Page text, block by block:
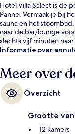
Hotel Villa Select is de
Panne. Vermaak je bij
sauna en het
naar de bar/lounge
slechts vijf minuten
Informatie over
Meer over
Overzicht
Grootte
12 kamers